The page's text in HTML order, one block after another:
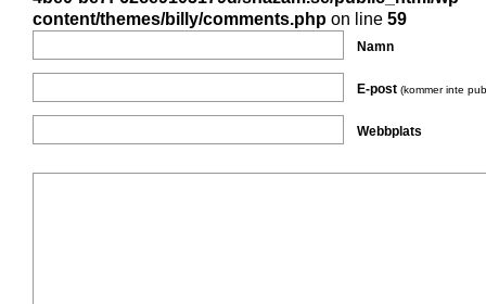
content/themes/billy/comments.php on line 59
Namn
E-post (kommer inte
Webbplats